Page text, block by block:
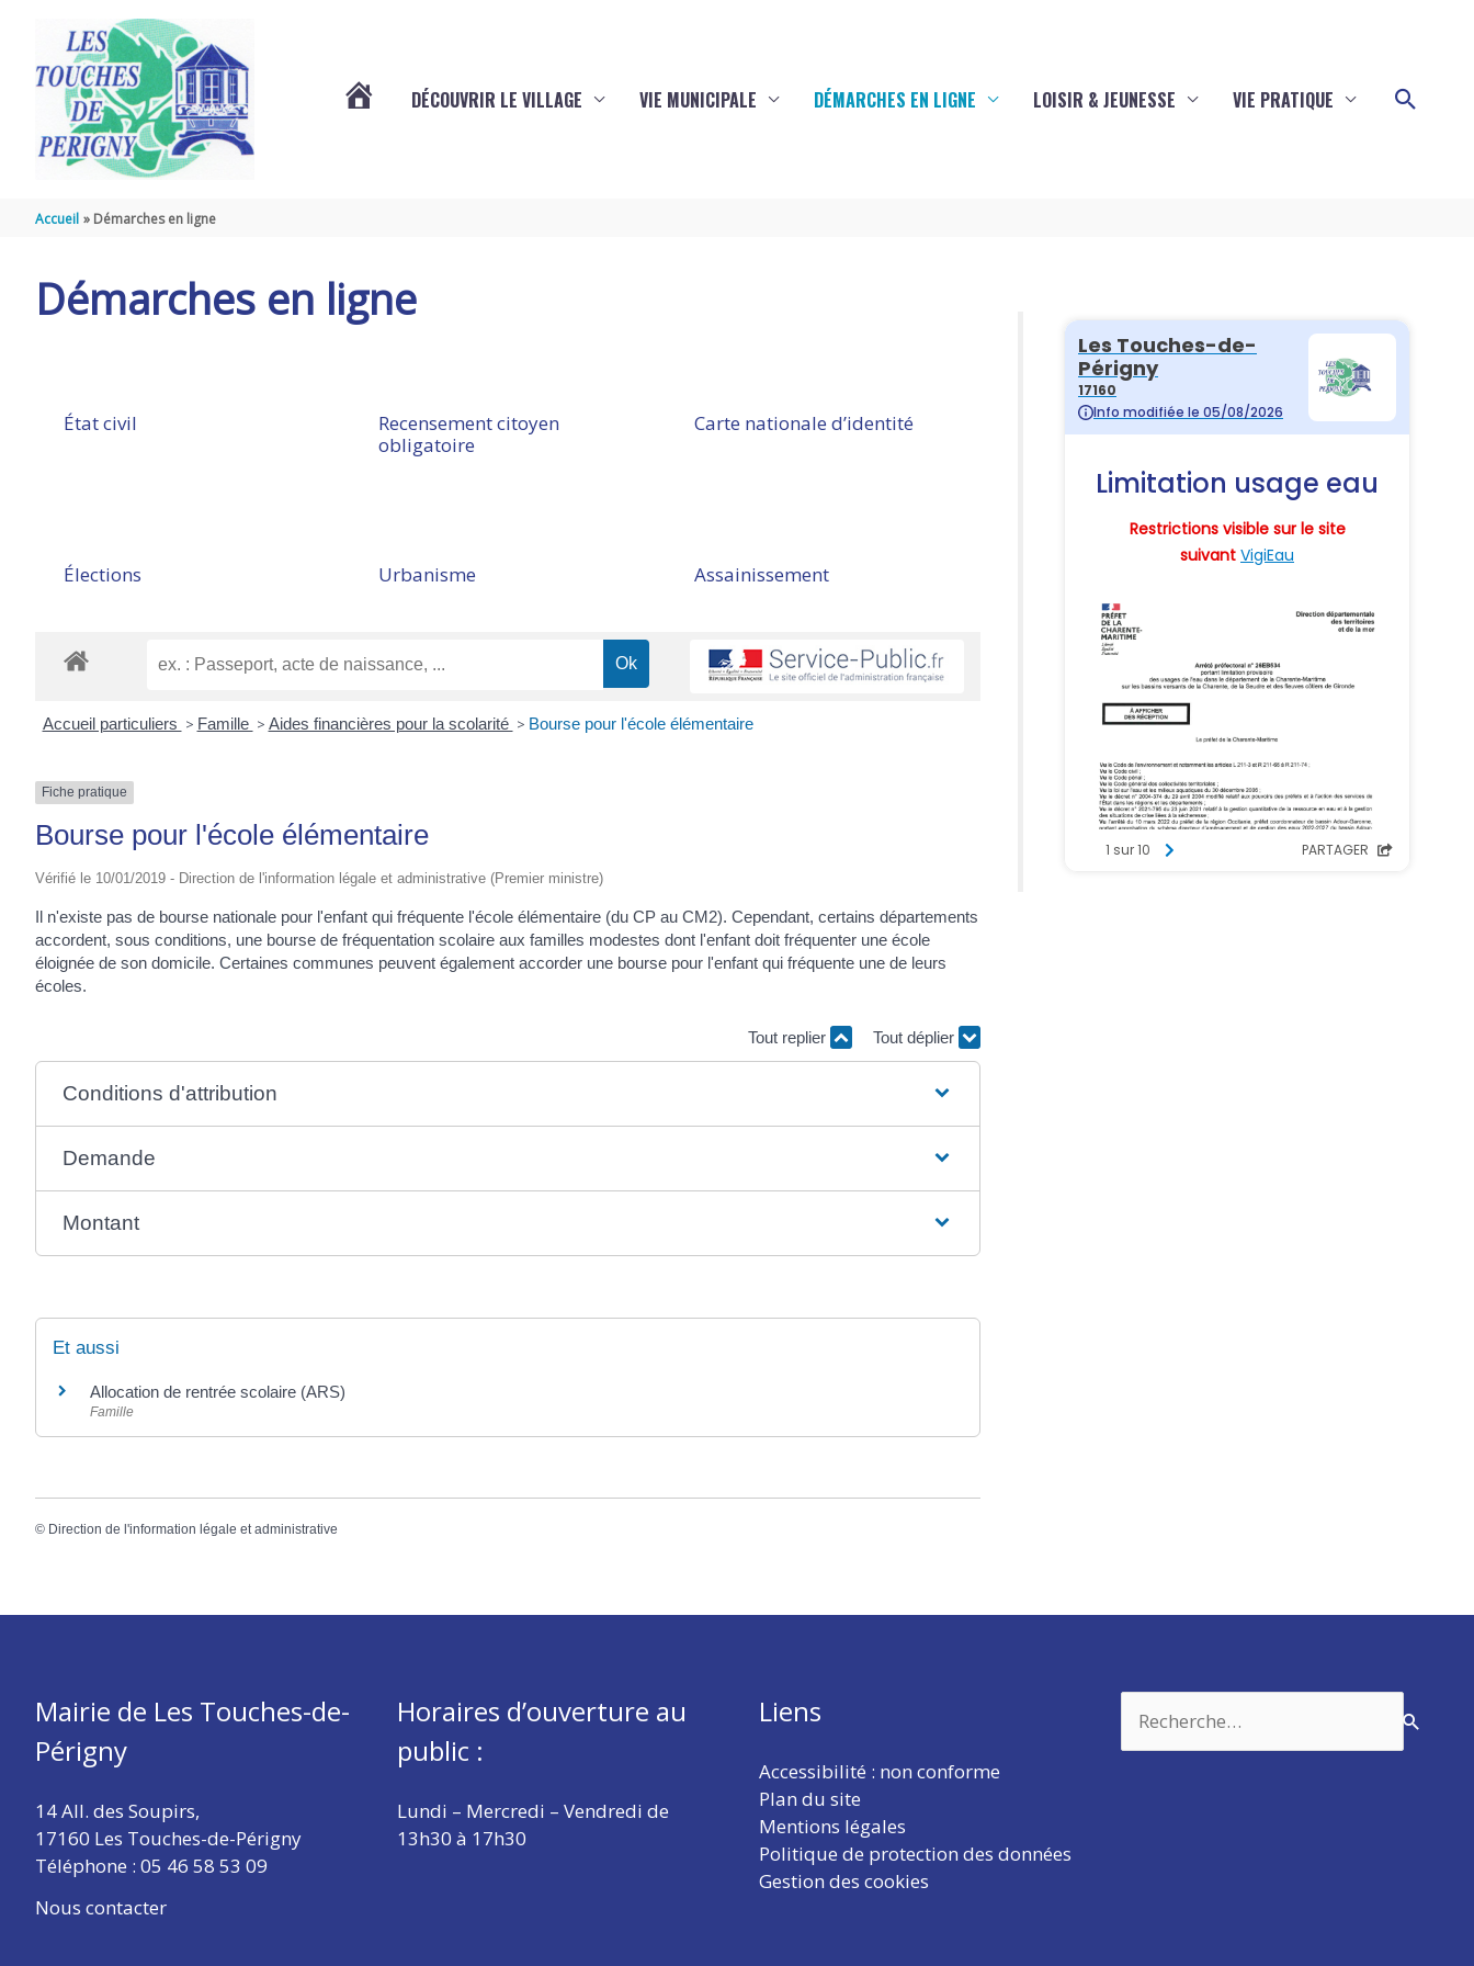
DÉCOUVRIR LE VILLAGE VIE MUNICIPALE DÉMARCHES EN LIGNE LOISIR & JEUNESSE VIE PRATIQUE
Accueil Démarches en ligne
Démarches en ligne
État civil
Recensement citoyen
obligatoire
Carte nationale d’identité
Élections Urbanisme Assainissement
Accueil particuliers > Famille > Aides financières pour la scolarité > Bourse pour l'école élémentaire
Fiche pratique
Bourse pour l'école élémentaire
Vérifié le 10/01/2019 - Direction de l'information légale et administrative (Premier ministre)
Il n'existe pas de bourse nationale pour l'enfant qui fréquente l'école élémentaire (du CP au CM2). Cependant, certains départements
accordent, sous conditions, une bourse de fréquentation scolaire aux familles modestes dont l'enfant doit fréquenter une école
éloignée de son domicile. Certaines communes peuvent également accorder une bourse pour l'enfant qui fréquente une de leurs
écoles.
Tout replier Tout déplier
Conditions d'attribution
Demande
Montant
Et aussi
Allocation de rentrée scolaire (ARS)
Famille
© Direction de l'information légale et administrative
Mairie de Les Touches-de-
Périgny
14 All. des Soupirs,
17160 Les Touches-de-Périgny
Téléphone : 05 46 58 53 09
Nous contacter
Horaires d’ouverture au
public :
Lundi – Mercredi – Vendredi de
13h30 à 17h30
Liens
Accessibilité : non conforme
Plan du site
Mentions légales
Politique de protection des données
Gestion des cookies